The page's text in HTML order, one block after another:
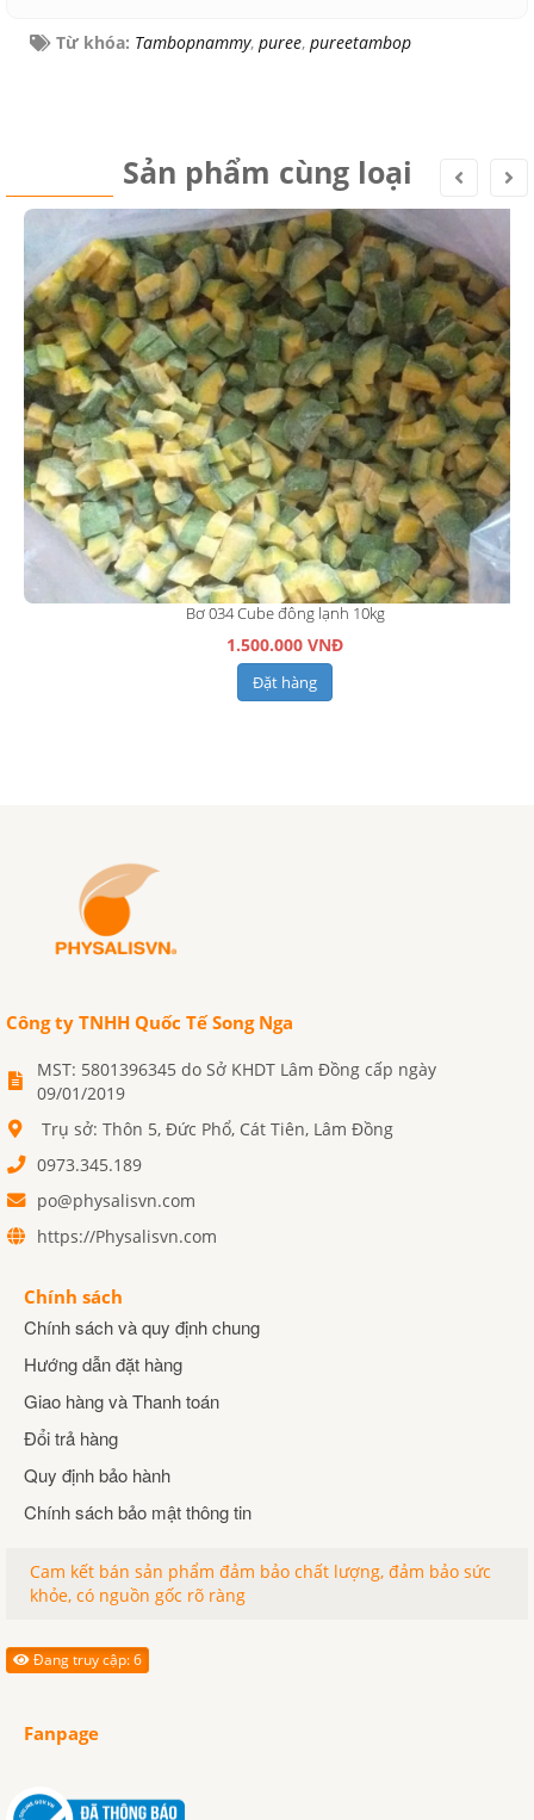
Từ khóa: Tambopnammy, puree, pureetambop
Sản phẩm cùng loại
Bơ 034 Cube đông lạnh 10kg
1.500.000 VNĐ
Đặt hàng
Công ty TNHH Quốc Tế Song Nga
MST: 5801396345 do Sở KHDT Lâm Đồng cấp ngày
09/01/2019
Trụ sở: Thôn 5, Đức Phổ, Cát Tiên, Lâm Đồng
0973.345.189
po@physalisvn.com
https://Physalisvn.com
Chính sách
Chính sách và quy định chung
Hướng dẫn đặt hàng
Giao hàng và Thanh toán
Đổi trả hàng
Quy định bảo hành
Chính sách bảo mật thông tin
Cam kết bán sản phẩm đảm bảo chất lượng, đảm bảo sức
khỏe, có nguồn gốc rõ ràng
Đang truy cập: 6
Fanpage